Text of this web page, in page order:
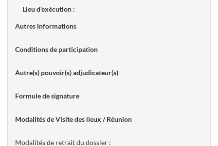
Lieu d'exécution :
Autres informations
Conditions de participation
Autre(s) pouvoir(s) adjudicateur(s)
Formule de signature
Modalités de Visite des lieux / Réunion
Modalités de retrait du dossier :